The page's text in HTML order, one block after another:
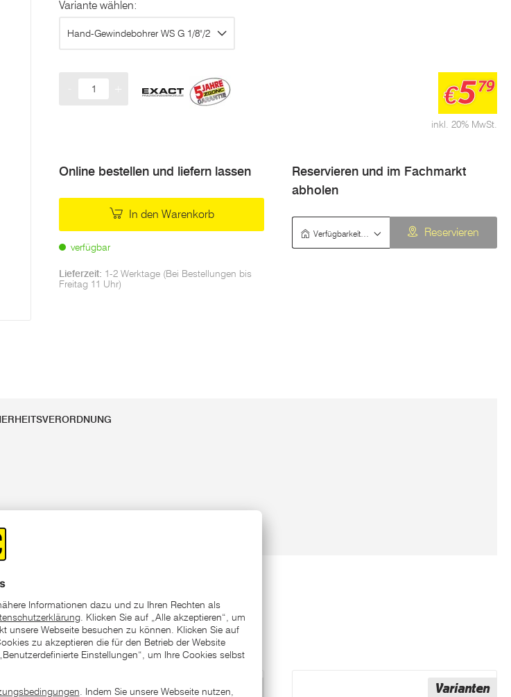
Variante wählen:
Hand-Gewindebohrer WS G 1/8"/2
inkl. 20% MwSt.
€579
Online bestellen und liefern lassen
In den Warenkorb
verfügbar
Lieferzeit: 1-2 Werktage (Bei Bestellungen bis
Freitag 11 Uhr)
Reservieren und im Fachmarkt
abholen
Reservieren
Varianten Varianten